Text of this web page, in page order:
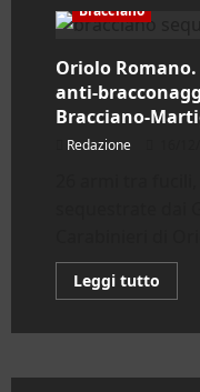
Bracciano
Oriolo
Redazione
Leggi tutto
di